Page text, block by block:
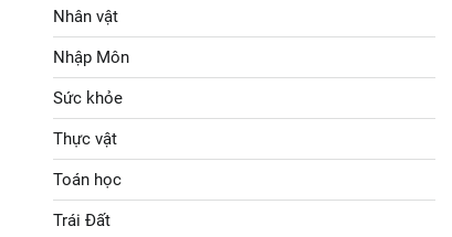
Nhân vật
Nhập Môn
Sức khỏe
Thực vật
Toán học
Trái Đất